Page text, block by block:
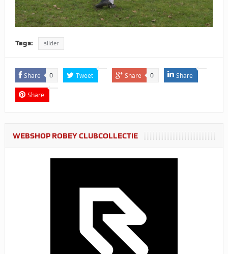
Tags: slider
Share 0 Tweet Share 0 Share
Share
WEBSHOP ROBEY CLUBCOLLECTIE